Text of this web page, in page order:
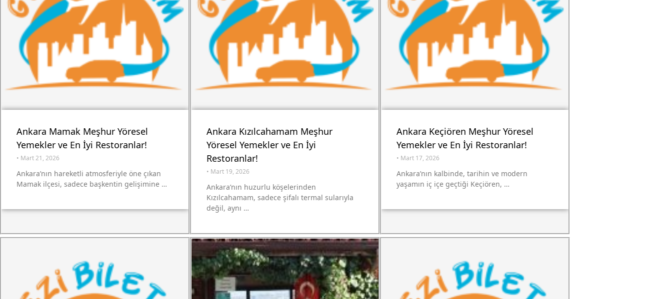
Ankara Mamak Meşhur Yöresel
Yemekler ve En İyi Restoranlar!
• Mart 21, 2026
Ankara’nın hareketli atmosferiyle öne çıkan
Mamak ilçesi, sadece başkentin gelişimine …
Ankara Kızılcahamam Meşhur
Yöresel Yemekler ve En İyi
Restoranlar!
• Mart 19, 2026
Ankara’nın huzurlu köşelerinden
Kızılcahamam, sadece şifalı termal sularıyla
değil, aynı …
Ankara Keçiören Meşhur Yöresel
Yemekler ve En İyi Restoranlar!
• Mart 17, 2026
Ankara’nın kalbinde, tarihin ve modern
yaşamın iç içe geçtiği Keçiören, …